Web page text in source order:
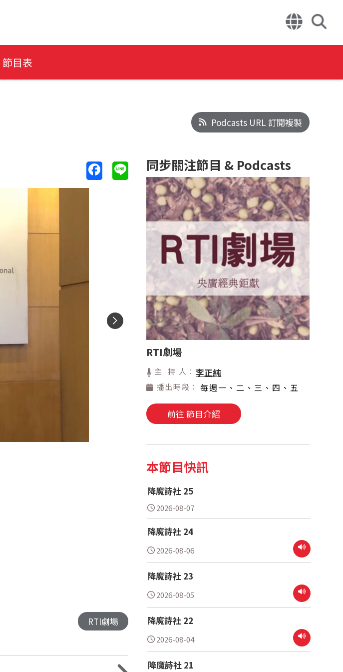
節目表
RTI劇場
Podcasts URL 訂閱複製
同步關注節目 & Podcasts
RTI劇場
主 持 人：李正純
播出時段： 每週一、二、三、四、五
前往 節目介紹
本節目快訊
降魔詩社 25
2026-08-07
降魔詩社 24
2026-08-06
降魔詩社 23
2026-08-05
降魔詩社 22
2026-08-04
降魔詩社 21